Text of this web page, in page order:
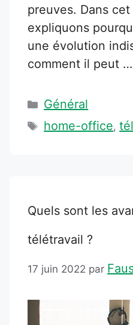
preuves. Dans
expliquons
une évolution
comment il peut …
Catégories
Général
Étiquettes
home-office,
Quels sont les
télétravail ?
17 juin 2022 par